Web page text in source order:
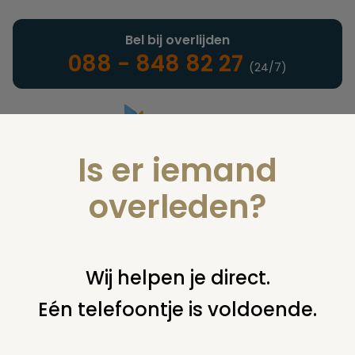
Landelijke uitvaartonderneming
Bel bij overlijden
088 - 848 82 27 (24/7)
U bent hier: home verzekeringen overige financiering uit
begrafenis verzekering opgezegd, betaalde
Is er iemand
overleden?
Wij helpen je direct.
Eén telefoontje is voldoende.